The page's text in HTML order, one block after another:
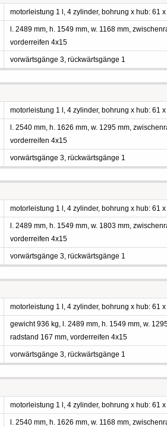
motorleistung 1 l, 4 zylinder, bohrung x hub: 61
l. 2489 mm, h. 1549 mm, w. 1168 mm,
vorderreifen 4x15
vorwärtsgänge 3, rückwärtsgänge 1
motorleistung 1 l, 4 zylinder, bohrung x hub: 61
l. 2540 mm, h. 1626 mm, w. 1295 mm,
vorderreifen 4x15
vorwärtsgänge 3, rückwärtsgänge 1
motorleistung 1 l, 4 zylinder, bohrung x hub: 61
l. 2489 mm, h. 1549 mm, w. 1803 mm,
vorderreifen 4x15
vorwärtsgänge 3, rückwärtsgänge 1
motorleistung 1 l, 4 zylinder, bohrung x hub: 61
gewicht 936 kg, l. 2489 mm, h. 1549 mm, w.
radstand 167 mm, vorderreifen 4x15
vorwärtsgänge 3, rückwärtsgänge 1
motorleistung 1 l, 4 zylinder, bohrung x hub: 61
l. 2540 mm, h. 1626 mm, w. 1168 mm,